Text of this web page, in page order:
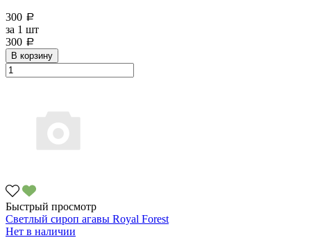
300 a
за 1 шт
300 a
В корзину
Быстрый просмотр
Светлый сироп агавы Royal Forest
Нет в наличии